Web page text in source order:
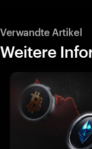
Verwandte Artikel
Weitere